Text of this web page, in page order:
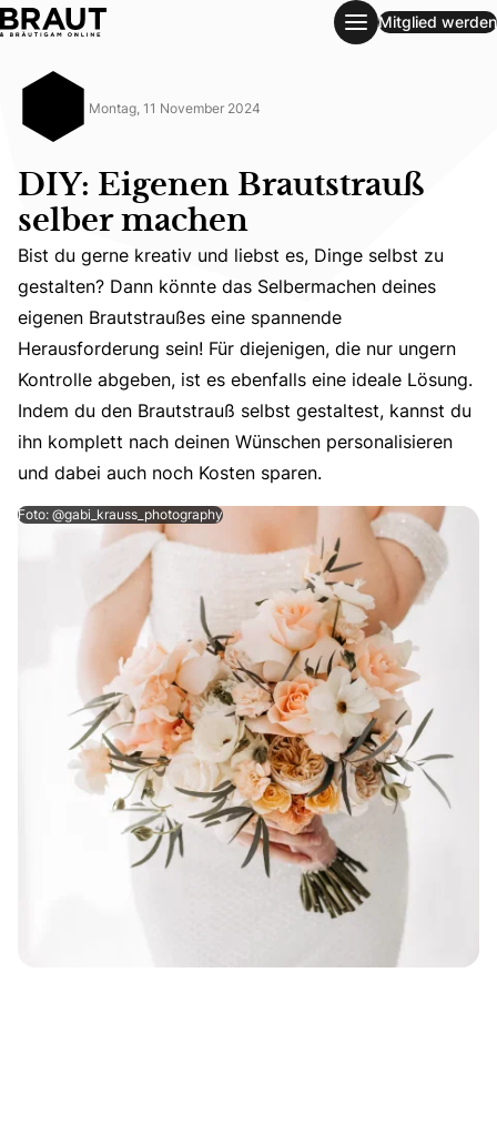
Mitglied werden
Montag, 11 November 2024
DIY: Eigenen Brautstrauß
selber machen
Bist du gerne kreativ und liebst es, Dinge selbst zu
Bist du gerne kreativ und liebst es, Dinge selbst zu
gestalten? Dann könnte das Selbermachen deines
eigenen Brautstraußes eine spannende
Herausforderung sein! Für diejenigen, die nur ungern
Kontrolle abgeben, ist es ebenfalls eine ideale Lösung.
Indem du den Brautstrauß selbst gestaltest, kannst du
ihn komplett nach deinen Wünschen personalisieren
und dabei auch noch Kosten sparen.
Foto: @gabi_krauss_photography